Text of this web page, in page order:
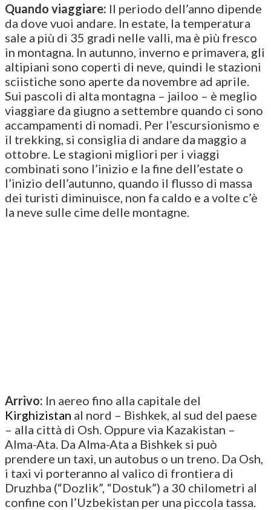
Quando viaggiare: Il periodo dell’anno dipende
da dove vuoi andare. In estate, la temperatura
sale a più di 35 gradi nelle valli, ma è più fresco
in montagna. In autunno, inverno e primavera, gli
altipiani sono coperti di neve, quindi le stazioni
sciistiche sono aperte da novembre ad aprile.
Sui pascoli di alta montagna – jailoo – è meglio
viaggiare da giugno a settembre quando ci sono
accampamenti di nomadi. Per l’escursionismo e
il trekking, si consiglia di andare da maggio a
ottobre. Le stagioni migliori per i viaggi
combinati sono l’inizio e la fine dell’estate o
l’inizio dell’autunno, quando il flusso di massa
dei turisti diminuisce, non fa caldo e a volte c’è
la neve sulle cime delle montagne.
Arrivo: In aereo fino alla capitale del
Kirghizistan al nord – Bishkek, al sud del paese
– alla città di Osh. Oppure via Kazakistan –
Alma-Ata. Da Alma-Ata a Bishkek si può
prendere un taxi, un autobus o un treno. Da Osh,
i taxi vi porteranno al valico di frontiera di
Druzhba (“Dozlik”, “Dostuk”) a 30 chilometri al
confine con l’Uzbekistan per una piccola tassa.